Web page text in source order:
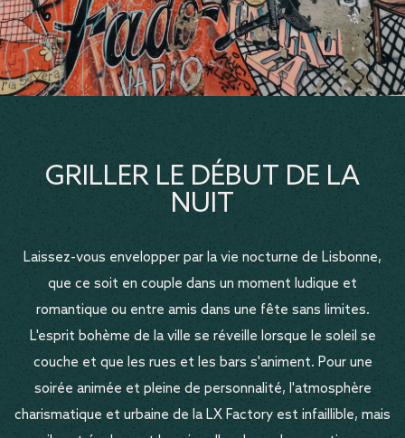
GRILLER LE DÉBUT DE LA
NUIT
Laissez-vous envelopper par la vie nocturne de Lisbonne,
que ce soit en couple dans un moment ludique et
romantique ou entre amis dans une fête sans limites.
L'esprit bohème de la ville se réveille lorsque le soleil se
couche et que les rues et les bars s'animent. Pour une
soirée animée et pleine de personnalité, l'atmosphère
charismatique et urbaine de la LX Factory est infaillible, mais